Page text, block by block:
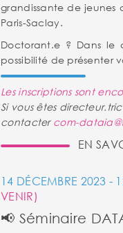
grandissante de jeunes
Paris-Saclay.
Doctorant.e ? Dans
possibilité de présenter
Les inscriptions sont
Si vous êtes
contacter com-
EN
14 DÉCEMBRE 2023 -
VENIR)
📢 Séminaire